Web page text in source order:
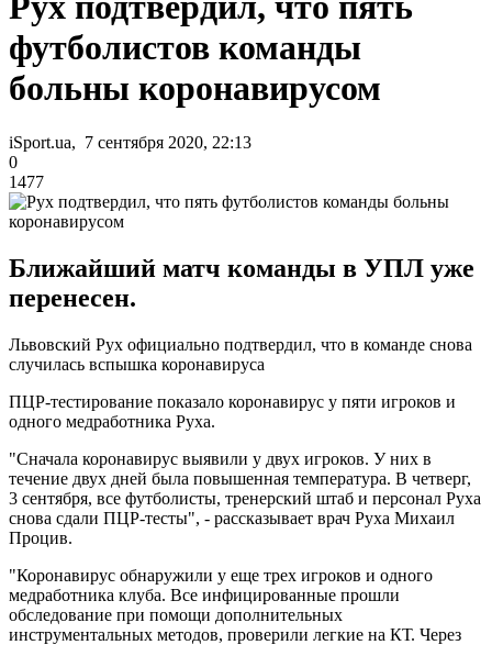
футболистов команды
больны коронавирусом
iSport.ua, 7 сентября 2020, 22:13
0
1477
Ближайший матч команды в УПЛ уже
перенесен.
Львовский Рух официально подтвердил, что в команде снова
случилась вспышка коронавируса
ПЦР-тестирование показало коронавирус у пяти игроков и
одного медработника Руха.
"Сначала коронавирус выявили у двух игроков. У них в
течение двух дней была повышенная температура. В четверг,
3 сентября, все футболисты, тренерский штаб и персонал Руха
снова сдали ПЦР-тесты", - рассказывает врач Руха Михаил
Процив.
"Коронавирус обнаружили у еще трех игроков и одного
медработника клуба. Все инфицированные прошли
обследование при помощи дополнительных
инструментальных методов, проверили легкие на КТ. Через